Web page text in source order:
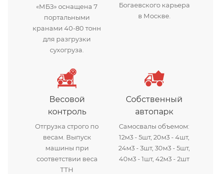
«МБЗ» оснащена 7
портальными
кранами 40-80 тонн
для разгрузки
сухогруза.
Богаевского карьера
в Москве.
Весовой
контроль
Отгрузка строго по
весам. Выпуск
машины при
соответствии веса
ТТН
Собственный
автопарк
Самосвалы объемом:
12м3 - 5шт, 20м3 - 4шт,
24м3 - 3шт, 30м3 - 5шт,
40м3 - 1шт, 42м3 - 2шт